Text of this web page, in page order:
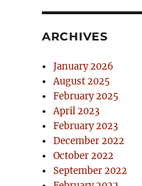
ARCHIVES
January 2026
August 2025
February 2025
April 2023
February 2023
December 2022
October 2022
September 2022